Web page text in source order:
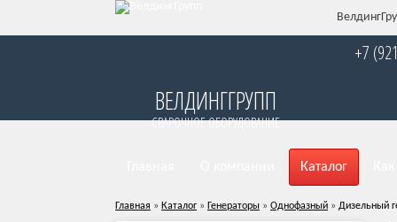
ВЕЛДИНГГРУПП
СВАРОЧНОЕ ОБОРУДОВАНИЕ
+7
Каталог
Главная » Каталог » Генераторы » Однофазный » Дизельный